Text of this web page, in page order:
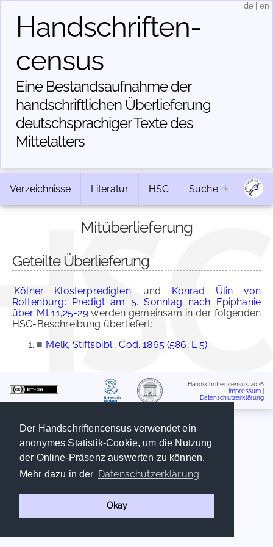
Der Handschriftencensus verwendet ein
anonymes Statistik-Cookie, um die Nutzung
der Online-Präsenz auswerten zu können.
Mehr dazu in der Datenschutzerklärung
Okay
Handschriften­
census
Eine Bestandsaufnahme der
handschriftlichen Über­lieferung
deutschsprachiger Texte des
Mittelalters
de en
Verzeichnisse Literatur HSC Suche
Mitüberlieferung
Geteilte Überlieferung
'Kölner Klosterpredigten' und Konrad Ülin von
Rottenburg: Predigt am 5. Sonntag nach Epiphanie
über Mt 11,25-29werden gemeinsam in der folgenden
HSC-Beschreibung überliefert:
■ Melk, Stiftsbibl., Cod. 1865 (586; L 5)
Handschriftencensus 2026
Impressum
Datenschutzerklärung